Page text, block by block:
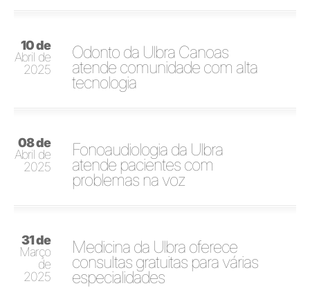
10 de
Abril de
2025
Odonto da Ulbra Canoas
atende comunidade com alta
tecnologia
08 de
Abril de
2025
Fonoaudiologia da Ulbra
atende pacientes com
problemas na voz
31 de
Março
de
2025
Medicina da Ulbra oferece
consultas gratuitas para várias
especialidades